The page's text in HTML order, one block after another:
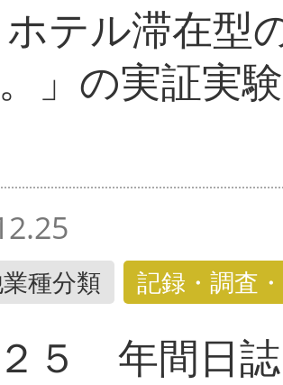
テル滞在型
」の実証実
種分類 記録・調査
５ 年間日誌